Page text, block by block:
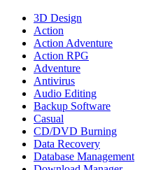
3D Design
Action
Action Adventure
Action RPG
Adventure
Antivirus
Audio Editing
Backup Software
Casual
CD/DVD Burning
Data Recovery
Database Management